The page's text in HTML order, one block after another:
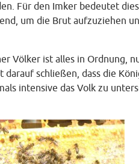
Für den Imker bedeutet
um die Brut aufzuziehen
Völker ist alles in Ordnung,
darauf schließen, dass die
intensive das Volk zu